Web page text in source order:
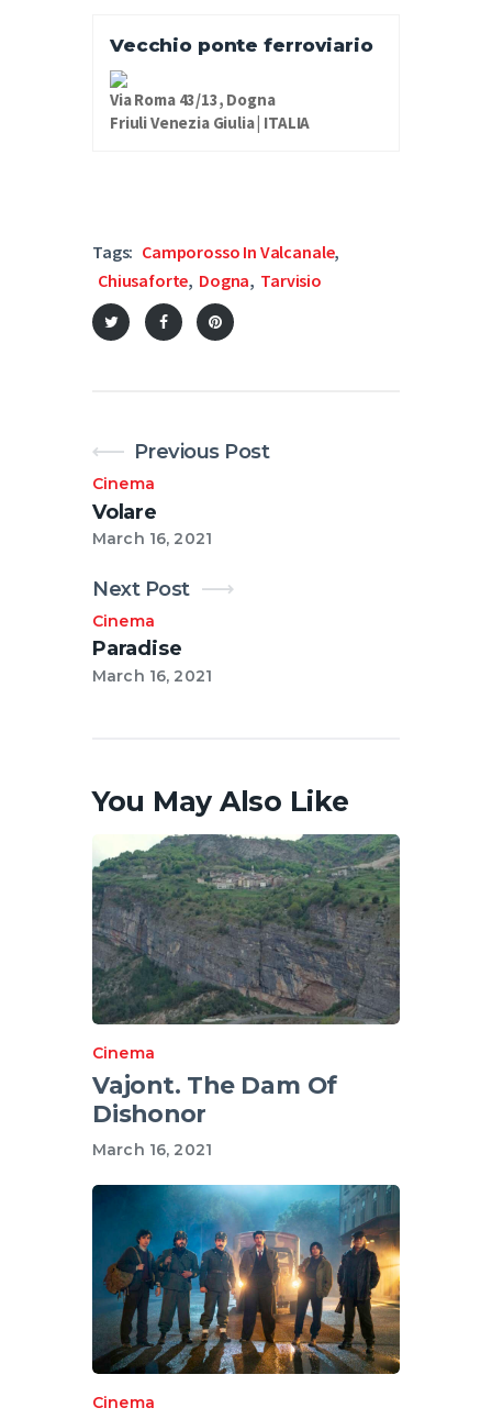
Vecchio ponte ferroviario
Via Roma 43/13, Dogna
Friuli Venezia Giulia | ITALIA
Tags: Camporosso In Valcanale,
Chiusaforte, Dogna, Tarvisio
Previous Post
Cinema
Volare
March 16, 2021
Next Post
Cinema
Paradise
March 16, 2021
You May Also Like
Cinema
Vajont. The Dam Of
Dishonor
March 16, 2021
Cinema